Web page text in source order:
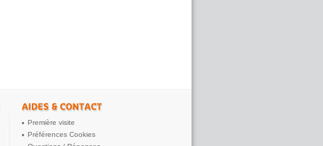
Première visite
Préférences Cookies